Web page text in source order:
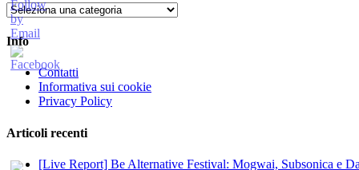
Categorie
Info
Contatti
Informativa sui cookie
Privacy Policy
Articoli recenti
[Live Report] Be Alternative Festival: Mogwai, Subsonica e